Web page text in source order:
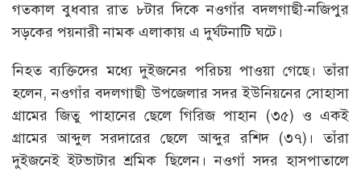
গতকাল বুধবার রাত ৮টার দিকে নওগাঁর বদলগাছী-নজিপুর
সড়কের পয়নারী নামক এলাকায় এ দুর্ঘটনাটি ঘটে।
নিহত ব্যক্তিদের মধ্যে দুইজনের পরিচয় পাওয়া গেছে। তাঁরা
হলেন, নওগাঁর বদলগাছী উপজেলার সদর ইউনিয়নের সোহাসা
গ্রামের জিতু পাহানের ছেলে গিরিজ পাহান (৩৫) ও একই
গ্রামের আব্দুল সরদারের ছেলে আব্দুর রশিদ (৩৭)। তাঁরা
দুইজনেই ইটভাটার শ্রমিক ছিলেন। নওগাঁ সদর হাসপাতালে